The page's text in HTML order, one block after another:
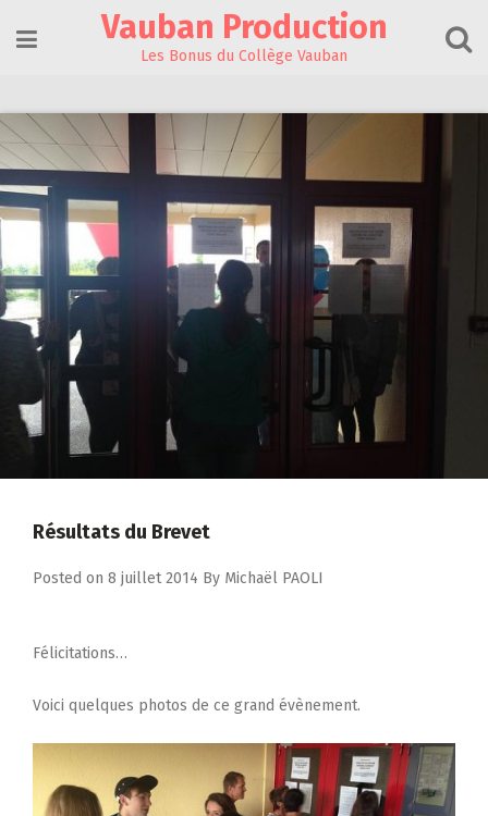
content
Vauban Production
Les Bonus du Collège Vauban
Résultats du Brevet
Posted on 8 juillet 2014 By Michaël PAOLI
Félicitations…
Voici quelques photos de ce grand évènement.